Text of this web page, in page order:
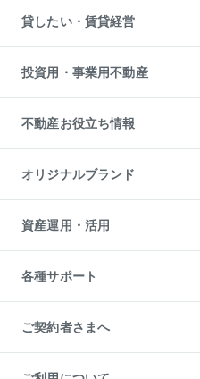
注目キーワード物件特集
購入ガイド
English 繁体中文簡体中文
不動産査定について
不動産売却の流れ
不動産買換えの流れ
売却ガイド
オフィス・店舗の賃貸
借りるときの流れ
借りるガイド
貸したい・賃貸経営
マンション賃料データ
賃貸管理プラン
リロケーションについて
貸すガイド
投資用・事業用不動産
事業用不動産
マンション投資
投資用マンション
アパート経営
収益物件
ビル購入（ビル一棟）
投資用不動産の売却査定
事業用不動産の売却査定
不動産お役立ち情報
マンションライブラリー
人気マンションランキング
暮らしに役立つ不動産メディア
不動産相場・不動産価格情報
不動産コラム・ニュース
不動産用語集
不動産なんでもネット相談室
住まいの税金
オリジナルブランド
一棟リノベーションマンション
L`GENTE（ルジェンテ）
区分リノベーションマンション
投資用一棟レジデンスWELL
不動産小口投資
LEGACIA（レガシア）
資産運用・活用
不動産M&A
アセットマネジメント・出資
各種サポート
相続サポート
リフォームサポート
ご契約者さまへ
ご紹介・再契約特典